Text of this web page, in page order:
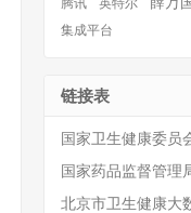
腾讯
英特尔
集成平台
链接表
国家卫生健康委员
国家药品监督管理
北京市卫生健康大